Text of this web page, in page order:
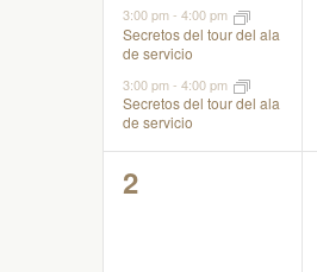
los
resultados
3:00 pm- 4:00 pm
Secretos del tour del ala
de servicio
3:00 pm- 4:00 pm
Secretos del tour del ala
de servicio
0
2